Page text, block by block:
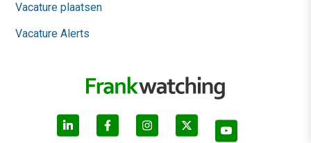
Vacature plaatsen
Vacature Alerts